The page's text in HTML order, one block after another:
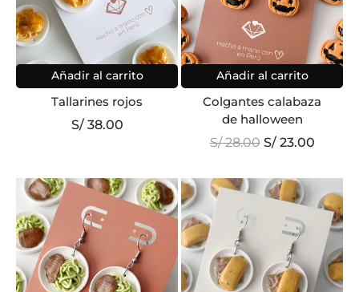
Añadir al carrito
Tallarines rojos
S/38.00
Añadir al carrito
Colgantes calabaza
de halloween
S/28.00 El
original
era:
S/ 28.00.
S/23.00El
actual
es:
S/